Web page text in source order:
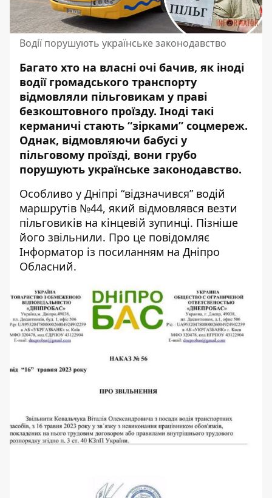
Водії порушують українське законодавство
Багато хто на власні очі бачив, як іноді
водії громадського транспорту
відмовляли пільговикам у праві
безкоштовного проїзду. Іноді такі
керманичі стають “зірками” соцмереж.
Однак, відмовляючи бабусі у
пільговому проїзді, вони грубо
порушують українське законодавство.
Особливо у Дніпрі “відзначився” водій
маршрутів №44, який відмовлявся везти
пільговиків на кінцевій зупинці. Пізніше
його звільнили. Про це повідомляє
Інформатор із посиланням на Дніпро
Обласний.